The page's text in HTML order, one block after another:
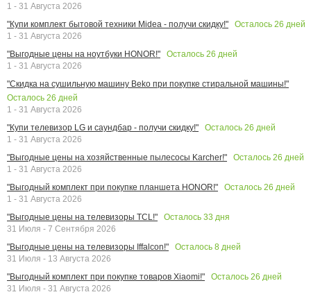
1 - 31 Августа 2026
"Купи комплект бытовой техники Midea - получи скидку!"
Осталось 26 дней
1 - 31 Августа 2026
"Выгодные цены на ноутбуки HONOR!"
Осталось 26 дней
1 - 31 Августа 2026
"Скидка на сушильную машину Beko при покупке стиральной машины!"
Осталось 26 дней
1 - 31 Августа 2026
"Купи телевизор LG и саундбар - получи скидку!"
Осталось 26 дней
1 - 31 Августа 2026
"Выгодные цены на хозяйственные пылесосы Karcher!"
Осталось 26 дней
1 - 31 Августа 2026
"Выгодный комплект при покупке планшета HONOR!"
Осталось 26 дней
1 - 31 Августа 2026
"Выгодные цены на телевизоры TCL!"
Осталось 33 дня
31 Июля - 7 Сентября 2026
"Выгодные цены на телевизоры Iffalcon!"
Осталось 8 дней
31 Июля - 13 Августа 2026
"Выгодный комплект при покупке товаров Xiaomi!"
Осталось 26 дней
31 Июля - 31 Августа 2026